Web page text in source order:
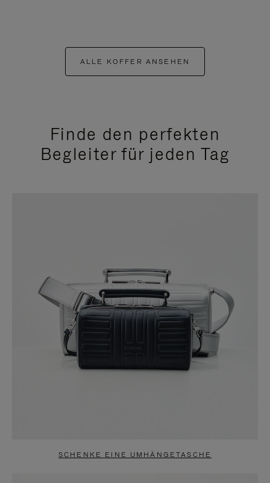
ALLE KOFFER ANSEHEN
Finde den perfekten
Begleiter für jeden Tag
SCHENKE EINE UMHÄNGETASCHE